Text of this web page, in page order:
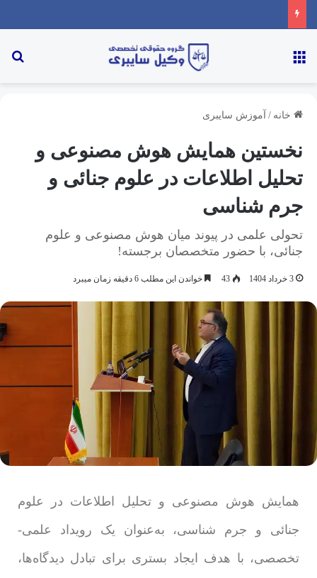
خانه / آموزش سایبری
نخستین همایش هوش مصنوعی و
تحلیل اطلاعات در علوم جنائی و
جرم شناسی
تحولی علمی در پیوند میان هوش مصنوعی و علوم
جنائی، با حضور متخصصان برجسته!
3 خرداد 1404 43 خواندن این مطلب 6 دقیقه زمان میبرد
همایش هوش مصنوعی و تحلیل اطلاعات در علوم
جنائی و جرم شناسی، به‌عنوان یک رویداد علمی-
تخصصی، با هدف ایجاد بستری برای تبادل دیدگاه‌ها،